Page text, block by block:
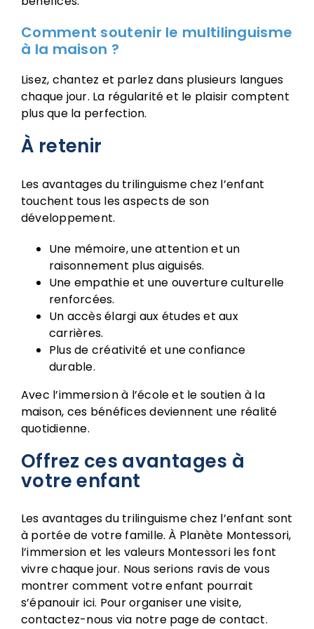
Comment soutenir le multilinguisme
à la maison ?
Lisez, chantez et parlez dans plusieurs langues
chaque jour. La régularité et le plaisir comptent
plus que la perfection.
À retenir
Les avantages du trilinguisme chez l’enfant
touchent tous les aspects de son
développement.
Une mémoire, une attention et un
raisonnement plus aiguisés.
Une empathie et une ouverture culturelle
renforcées.
Un accès élargi aux études et aux
carrières.
Plus de créativité et une confiance
durable.
Avec l’immersion à l’école et le soutien à la
maison, ces bénéfices deviennent une réalité
quotidienne.
Offrez ces avantages à
votre enfant
Les avantages du trilinguisme chez l’enfant sont
à portée de votre famille. À Planète Montessori,
l’immersion et les valeurs Montessori les font
vivre chaque jour. Nous serions ravis de vous
montrer comment votre enfant pourrait
s’épanouir ici. Pour organiser une visite,
contactez-nous via notre page de contact.